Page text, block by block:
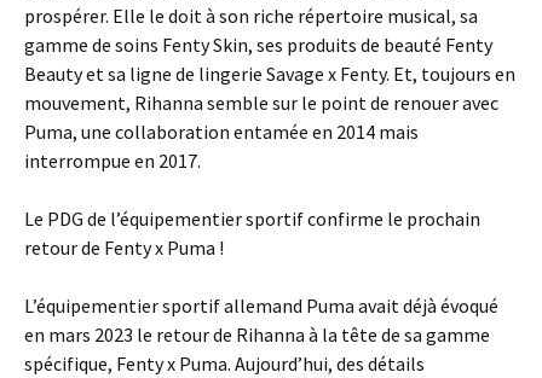
prospérer. Elle le doit à son riche répertoire musical, sa
gamme de soins Fenty Skin, ses produits de beauté Fenty
Beauty et sa ligne de lingerie Savage x Fenty. Et, toujours en
mouvement, Rihanna semble sur le point de renouer avec
Puma, une collaboration entamée en 2014 mais
interrompue en 2017.
Le PDG de l’équipementier sportif confirme le prochain
retour de Fenty x Puma !
L’équipementier sportif allemand Puma avait déjà évoqué
en mars 2023 le retour de Rihanna à la tête de sa gamme
spécifique, Fenty x Puma. Aujourd’hui, des détails